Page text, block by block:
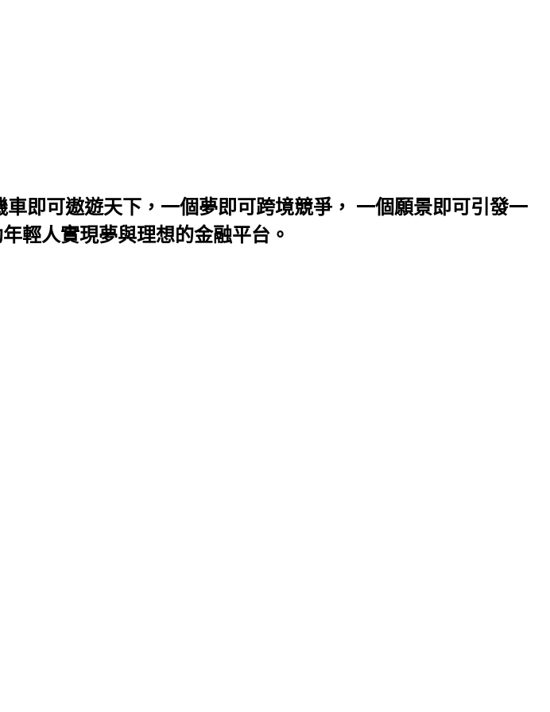
車即可遨遊天下，一個夢即可跨境競爭， 一個願景即可引發一
輕人實現夢與理想的金融平台。